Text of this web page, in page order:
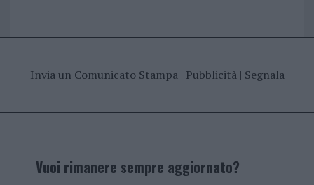
Invia un Comunicato Stampa| Pubblicità| Segnala
Vuoi rimanere sempre aggiornato?